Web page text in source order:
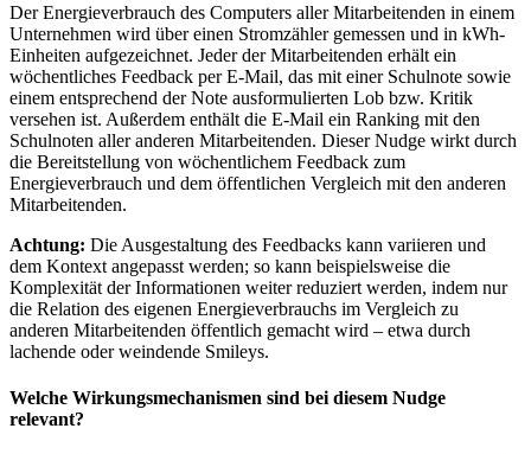
Der Energieverbrauch des Computers aller Mitarbeitenden in einem
Unternehmen wird über einen Stromzähler gemessen und in kWh-
Einheiten aufgezeichnet. Jeder der Mitarbeitenden erhält ein
wöchentliches Feedback per E-Mail, das mit einer Schulnote sowie
einem entsprechend der Note ausformulierten Lob bzw. Kritik
versehen ist. Außerdem enthält die E-Mail ein Ranking mit den
Schulnoten aller anderen Mitarbeitenden. Dieser Nudge wirkt durch
die Bereitstellung von wöchentlichem Feedback zum
Energieverbrauch und dem öffentlichen Vergleich mit den anderen
Mitarbeitenden.
Achtung: Die Ausgestaltung des Feedbacks kann variieren und
dem Kontext angepasst werden; so kann beispielsweise die
Komplexität der Informationen weiter reduziert werden, indem nur
die Relation des eigenen Energieverbrauchs im Vergleich zu
anderen Mitarbeitenden öffentlich gemacht wird – etwa durch
lachende oder weindende Smileys.
Welche Wirkungsmechanismen sind bei diesem Nudge
relevant?